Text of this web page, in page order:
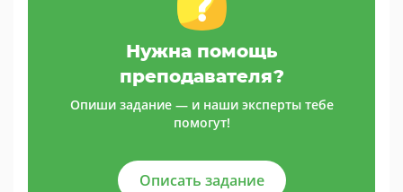
Нужна помощь
преподавателя?
Опиши задание — и наши эксперты тебе
помогут!
Описать задание